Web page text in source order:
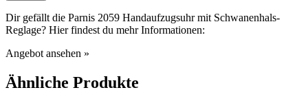
Dir gefällt die Parnis 2059 Handaufzugsuhr mit Schwanenhals-
Reglage? Hier findest du mehr Informationen:
Angebot ansehen »
Ähnliche Produkte